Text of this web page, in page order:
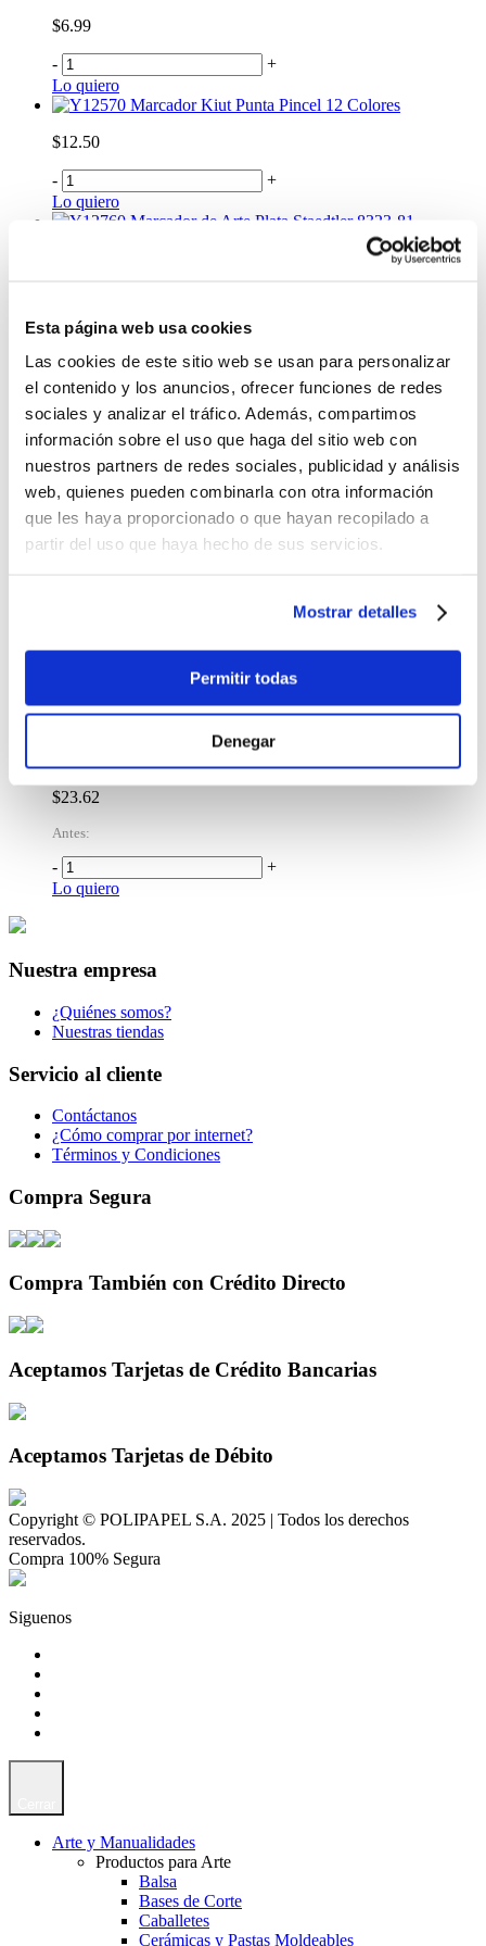
Esta página web usa cookies
Las cookies de este sitio web se usan para personalizar
el contenido y los anuncios, ofrecer funciones de redes
sociales y analizar el tráfico. Además, compartimos
información sobre el uso que haga del sitio web con
nuestros partners de redes sociales, publicidad y análisis
web, quienes pueden combinarla con otra información
que les haya proporcionado o que hayan recopilado a
partir del uso que haya hecho de sus servicios.
Mostrar detalles
Permitir todas
Denegar
$6.99
-
+
Lo quiero
Marcador Kiut Punta Pincel 12 Colores
$12.50
-
+
Lo quiero
Marcador de Arte Plata Staedtler 8323-81
Lo quiero
Marcador Posca 0.9 - 1.3 Mm Verde
-
+
Lo quiero
Marcador Posca 0.9 - 1.3 Mm Rojo
$4.99
+
Lo quiero
-
+
%OFF
Marcadores Staedtler Punta Fina Triangulares 30
$23.62
Antes:
-
+
Lo quiero
Nuestra empresa
¿Quiénes somos?
Nuestras tiendas
Servicio al cliente
Contáctanos
¿Cómo comprar por internet?
Términos y Condiciones
Compra Segura
Compra También con Crédito Directo
Aceptamos Tarjetas de Crédito Bancarias
Aceptamos Tarjetas de Débito
Copyright © POLIPAPEL S.A. 2025 | Todos los derechos
reservados.
Compra 100% Segura
Siguenos
Arte y Manualidades
Productos para Arte
Balsa
Bases de Corte
Caballetes
Cerámicas y Pastas Moldeables